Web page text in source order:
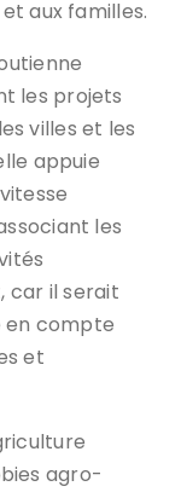
aux familles.
les projets
villes et les
appuie
les
car il serait
en compte
et
agro-